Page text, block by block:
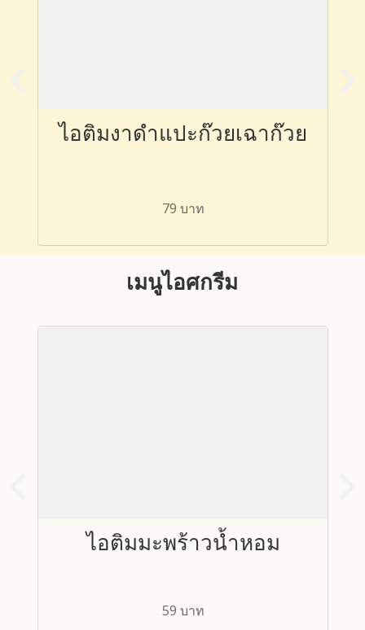
ไอติมงาดำแปะก๊วยเฉาก๊วย
79 บาท
เมนูไอศกรีม
ไอติมมะพร้าวน้ำหอม
59 บาท